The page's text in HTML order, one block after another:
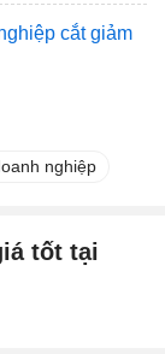
cắt giảm
nghiệp
tốt tại